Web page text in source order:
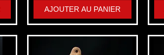
AJOUTER AU PANIER